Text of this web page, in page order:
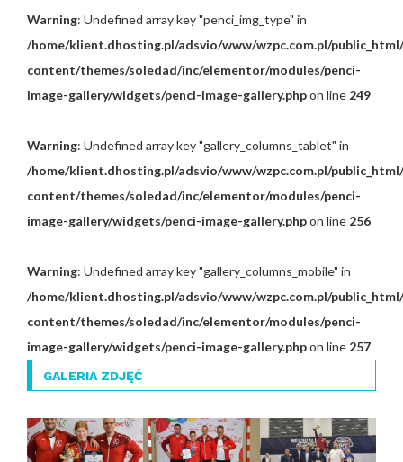
Warning: Undefined array key "penci_img_type" in
/home/klient.dhosting.pl/adsvio/www/wzpc.com.pl/
content/themes/soledad/inc/elementor/modules/penci-
image-gallery/widgets/penci-image-gallery.phpon line 249
Warning: Undefined array key "gallery_columns_tablet" in
/home/klient.dhosting.pl/adsvio/www/wzpc.com.pl/
content/themes/soledad/inc/elementor/modules/penci-
image-gallery/widgets/penci-image-gallery.phpon line 256
Warning: Undefined array key "gallery_columns_mobile" in
/home/klient.dhosting.pl/adsvio/www/wzpc.com.pl/
content/themes/soledad/inc/elementor/modules/penci-
image-gallery/widgets/penci-image-gallery.phpon line 257
GALERIA ZDJĘĆ